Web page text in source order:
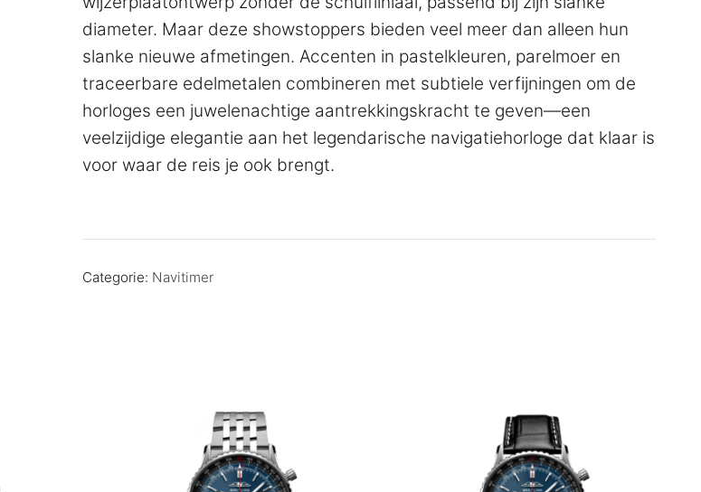
diameter. Maar deze showstoppers bieden veel meer dan alleen hun
slanke nieuwe afmetingen. Accenten in pastelkleuren, parelmoer en
traceerbare edelmetalen combineren met subtiele verfijningen om de
horloges een juwelenachtige aantrekkingskracht te geven—een
veelzijdige elegantie aan het legendarische navigatiehorloge dat klaar is
voor waar de reis je ook brengt.
Categorie: Navitimer